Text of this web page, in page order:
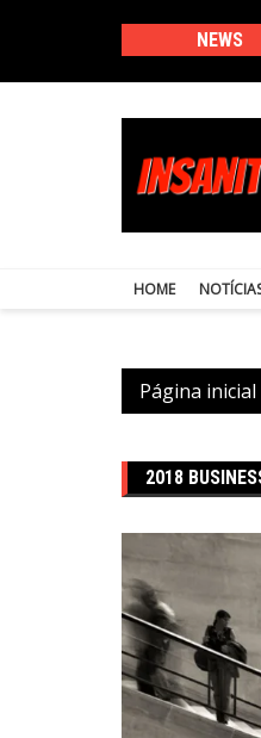
conteúdo
NEWS
HOME
Página inicial
2018